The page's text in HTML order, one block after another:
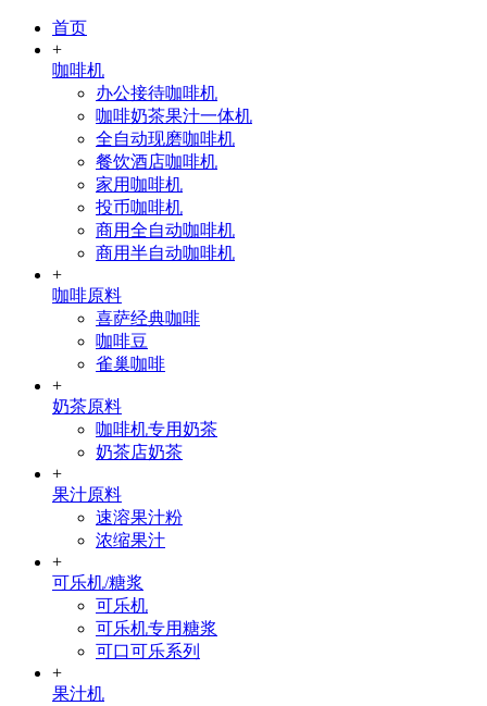
首页
+
咖啡机
办公接待咖啡机
咖啡奶茶果汁一体机
全自动现磨咖啡机
餐饮酒店咖啡机
家用咖啡机
投币咖啡机
商用全自动咖啡机
商用半自动咖啡机
+
咖啡原料
喜萨经典咖啡
咖啡豆
雀巢咖啡
+
奶茶原料
咖啡机专用奶茶
奶茶店奶茶
+
果汁原料
速溶果汁粉
浓缩果汁
+
可乐机/糖浆
可乐机
可乐机专用糖浆
可口可乐系列
+
果汁机